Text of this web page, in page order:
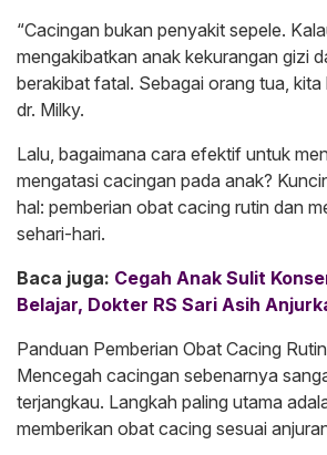
“Cacingan bukan penyakit sepele.
mengakibatkan anak kekurangan gizi
berakibat fatal. Sebagai orang tua, kita
dr. Milky.
Lalu, bagaimana cara efektif untuk
mengatasi cacingan pada anak?
hal: pemberian obat cacing rutin dan
sehari-hari.
Baca juga: Cegah Anak Sulit
Belajar, Dokter RS Sari Asih
Panduan Pemberian Obat Cacing Rutin
Mencegah cacingan sebenarnya
terjangkau. Langkah paling utama
memberikan obat cacing sesuai